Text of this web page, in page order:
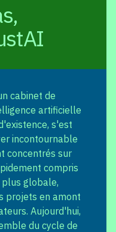
cabinet de
artificielle
s'est
incontournable
concentrés sur
compris
globale,
projets en amont
Aujourd'hui,
du cycle de